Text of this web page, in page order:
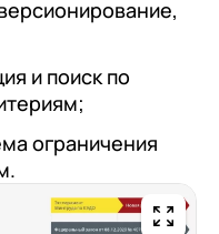
и поиск по
ограничения